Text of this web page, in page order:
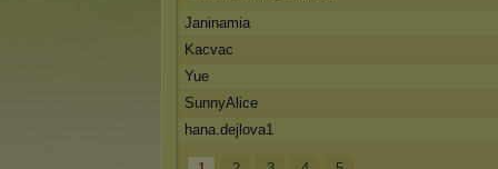
Janinamia
Kacvac
Yue
SunnyAlice
hana.dejlova1